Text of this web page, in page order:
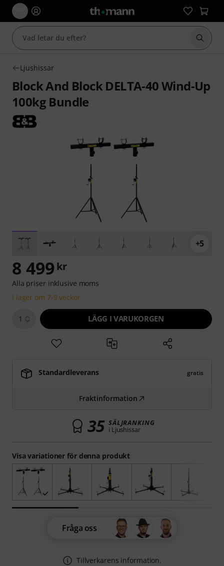
Börja
Ljushissar
Block And Block DELTA-40 Wind-Up
100kg Bundle
+5
Visa variationer för denna produkt
8 499 kr
Alla priser inklusive moms
I lager om 7-9 veckor
1 LÄGG I VARUKORGEN
Standardleverans gratis
Fraktinformation
35 SÄLJRANKING
i Ljushissar
Fråga oss
Tillverkarens information.